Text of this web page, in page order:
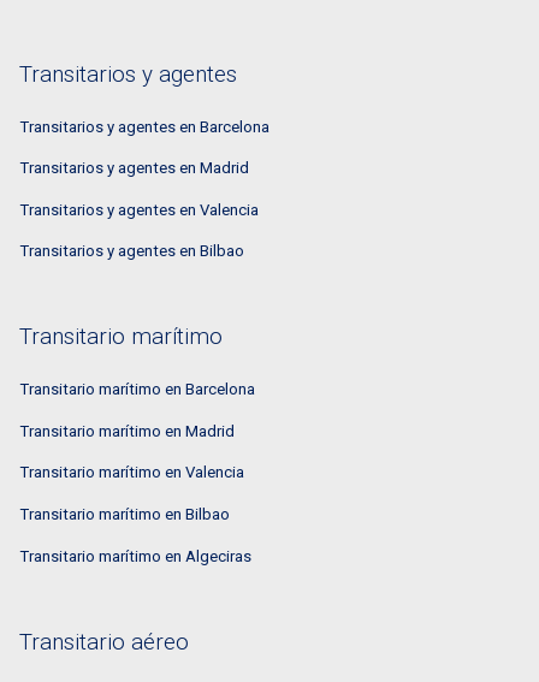
Transitarios y agentes
Transitarios y agentes en Barcelona
Transitarios y agentes en Madrid
Transitarios y agentes en Valencia
Transitarios y agentes en Bilbao
Transitario marítimo
Transitario marítimo en Barcelona
Transitario marítimo en Madrid
Transitario marítimo en Valencia
Transitario marítimo en Bilbao
Transitario marítimo en Algeciras
Transitario aéreo